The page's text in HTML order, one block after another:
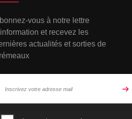
vous à notre lettre
et recevez les
actualités et sorties de